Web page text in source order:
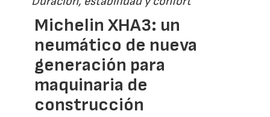
Michelin XHA3: un
neumático de nueva
generación para
maquinaria de
construcción